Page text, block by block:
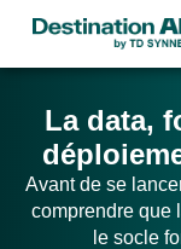
La data,
Avant de se
comprendre que
le socle